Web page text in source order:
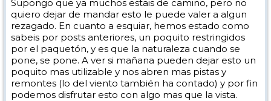
Supongo que ya muchos estais de camino, pero no
quiero dejar de mandar esto le puede valer a algun
rezagado. En cuanto a esquiar, hemos estado como
sabeis por posts anteriores, un poquito restringidos
por el paquetón, y es que la naturaleza cuando se
pone, se pone. A ver si mañana pueden dejar esto un
poquito mas utilizable y nos abren mas pistas y
remontes (lo del viento también ha contado) y por fin
podemos disfrutar esto con algo mas que la vista.